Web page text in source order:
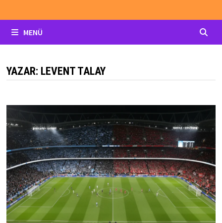
MENÜ
YAZAR: LEVENT TALAY